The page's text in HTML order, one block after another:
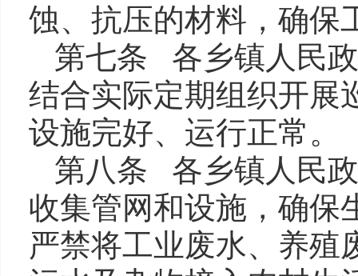
蚀、抗压的材料，确保
第七条 各乡镇人民
结合实际定期组织开展
设施完好、运行正常。
第八条 各乡镇人民
收集管网和设施，确保
严禁将工业废水、养殖